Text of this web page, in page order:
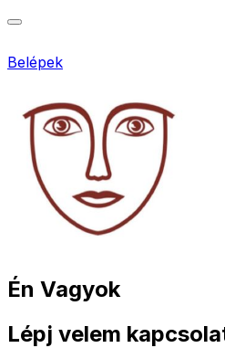
Belépek
Én Vagyok
Lépj velem